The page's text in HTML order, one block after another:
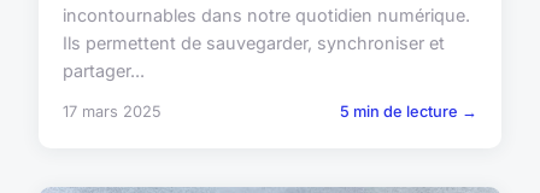
incontournables dans notre quotidien numérique.
Ils permettent de sauvegarder, synchroniser et
partager...
17 mars 2025 5 min de lecture →